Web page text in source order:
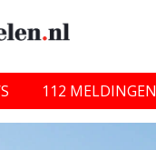
112 MELDINGEN